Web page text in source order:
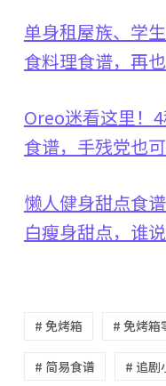
单身租屋族、学
食料理食谱，再
Oreo迷看这里！
食谱，手残党也
懒人健身甜点食
白瘦身甜点，谁
# 免烤箱 # 免烤箱
# 简易食谱 # 追剧